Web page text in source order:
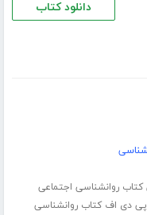
دانلود کتاب
کتاب روانشناسی اجتماعی
پی دی اف کتاب روانشناسی